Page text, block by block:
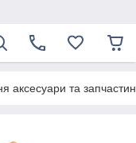
аксесуари та